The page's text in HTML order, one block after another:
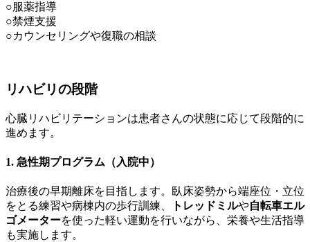
○服薬指導
○禁煙支援
○カウンセリングや復職の相談
リハビリの段階
心臓リハビリテーションは患者さんの状態に応じて段階的に
進めます。
1. 急性期プログラム（入院中）
治療後の早期離床を目指します。臥床姿勢から端座位・立位
をとる練習や病棟内の歩行訓練、
トレッドミルや自転車エル
ゴメーターを使った軽い運動を行いながら、栄養や生活指導
も実施します。